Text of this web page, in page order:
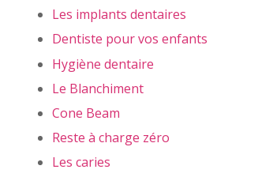
Les implants dentaires
Dentiste pour vos enfants
Hygiène dentaire
Le Blanchiment
Cone Beam
Reste à charge zéro
Les caries